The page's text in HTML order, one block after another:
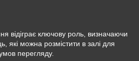
відіграє ключову роль, визначаючи
які можна розмістити в залі для
перегляду.